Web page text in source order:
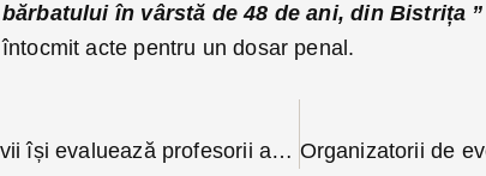
bărbatului în vârstă de 48 de ani, din Bistrița ”
întocmit acte pentru un dosar penal.
Chestionarul prin care elevii își evaluează profesorii aproape de finalizare la Ministerul Educației. Ce a spus la Bistrița despre chestionar secretarul de stat Radu Szekely